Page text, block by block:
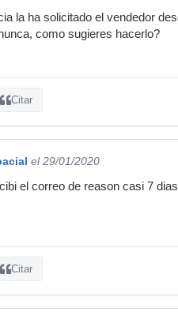
la ha solicitado el vendedor
como sugieres hacerlo?
Citar
el 29/01/2020
el correo de reason casi 7
Citar